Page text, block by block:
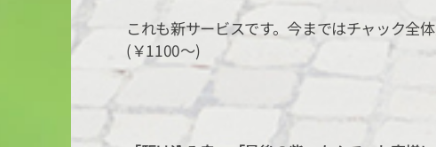
これも新サービスです。今まではチャック全
(￥1100～)